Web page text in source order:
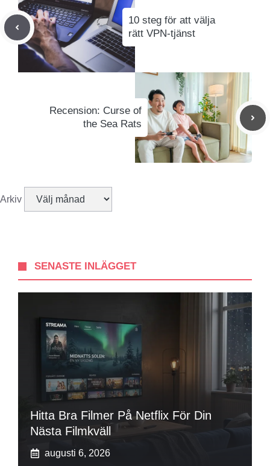
10 steg för att välja
rätt VPN-tjänst
Recension: Curse of
the Sea Rats
Arkiv
SENASTE INLÄGGET
Hitta Bra Filmer På Netflix För Din
Nästa Filmkväll
augusti 6, 2026